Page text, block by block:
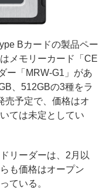
Bカードの製品ペー
メモリーカード「CE
ー「MRW-G1」があ
、512GBの3種をラ
売予定で、価格はオ
ては未定としてい
リーダーは、2月以
も価格はオープン
ている。